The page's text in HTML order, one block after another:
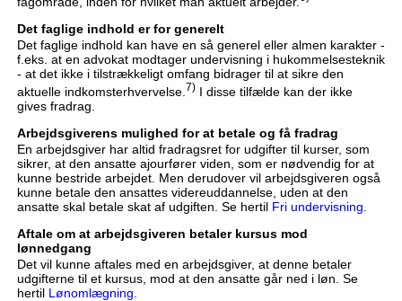
Det faglige indhold er for generelt
Det faglige indhold kan have en så generel eller almen karakter -
f.eks. at en advokat modtager undervisning i hukommelsesteknik
- at det ikke i tilstrækkeligt omfang bidrager til at sikre den
aktuelle indkomsterhvervelse. 7)I disse tilfælde kan der ikke
gives fradrag.
Arbejdsgiverens mulighed for at betale og få fradrag
En arbejdsgiver har altid fradragsret for udgifter til kurser, som
sikrer, at den ansatte ajourfører viden, som er nødvendig for at
kunne bestride arbejdet. Men derudover vil arbejdsgiveren også
kunne betale den ansattes videreuddannelse, uden at den
ansatte skal betale skat af udgiften. Se hertil Fri undervisning
Aftale om at arbejdsgiveren betaler kursus mod
lønnedgang
Det vil kunne aftales med en arbejdsgiver, at denne betaler
udgifterne til et kursus, mod at den ansatte går ned i løn. Se
hertil Lønomlægning